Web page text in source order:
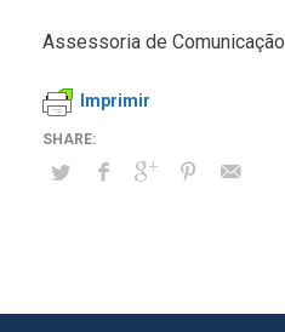
Assessoria de Comunicação
Imprimir